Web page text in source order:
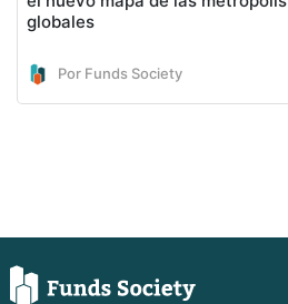
globales
Por Funds Society